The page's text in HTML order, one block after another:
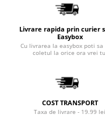
Livrare rapida prin curier
Easybox
Cu livrarea la easybox poti
coletul la orice ora vrei
COST TRANSPORT
Taxa de livrare - 19.99 lei